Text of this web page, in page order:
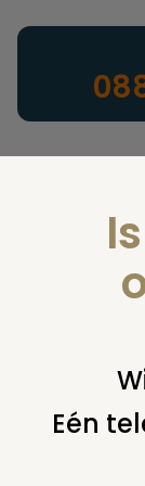
U bent hier:
Eén